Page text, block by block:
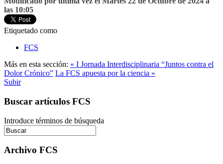
las 10:05
Etiquetado como
FCS
Más en esta sección: « I Jornada Interdisciplinaria “Juntos contra el
Dolor Crónico” La FCS apuesta por la ciencia »
Subir
Buscar artículos FCS
Introduce términos de búsqueda
Archivo FCS